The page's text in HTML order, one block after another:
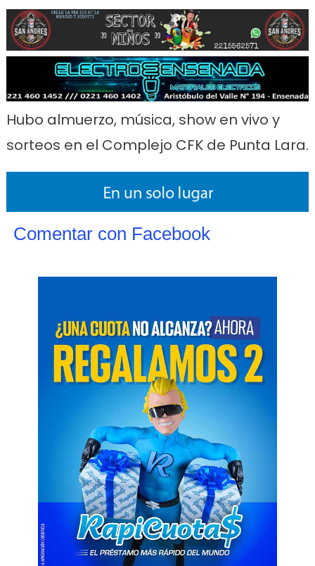
Hubo almuerzo, música, show en vivo y
sorteos en el Complejo CFK de Punta Lara.
Comentar con Facebook